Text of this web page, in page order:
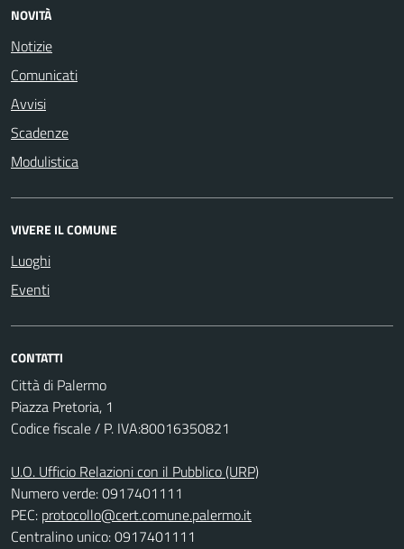
NOVITÀ
Notizie
Comunicati
Avvisi
Scadenze
Modulistica
VIVERE IL COMUNE
Luoghi
Eventi
CONTATTI
Città di Palermo
Piazza Pretoria, 1
Codice fiscale / P. IVA:80016350821
U.O. Ufficio Relazioni con il Pubblico (URP)
Numero verde: 0917401111
PEC: protocollo@cert.comune.palermo.it
Centralino unico: 0917401111